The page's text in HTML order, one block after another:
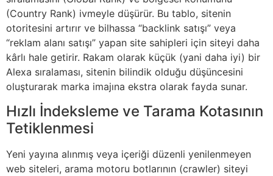
(Country Rank) ivmeyle düşürür. Bu tablo, sitenin
otoritesini artırır ve bilhassa “backlink satışı” veya
“reklam alanı satışı” yapan site sahipleri için siteyi daha
kârlı hale getirir. Rakam olarak küçük (yani daha iyi) bir
Alexa sıralaması, sitenin bilindik olduğu düşüncesini
oluşturarak marka imajına ekstra olarak fayda sunar.
Hızlı İndeksleme ve Tarama Kotasının
Tetiklenmesi
Yeni yayına alınmış veya içeriği düzenli yenilenmeyen
web siteleri, arama motoru botlarının (crawler) siteyi